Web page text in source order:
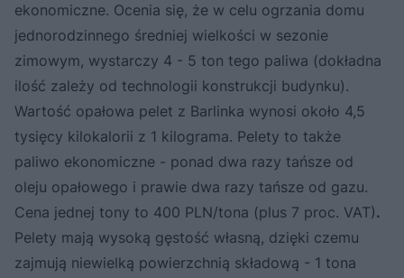
ekonomiczne. Ocenia się, że w celu ogrzania domu
jednorodzinnego średniej wielkości w sezonie
zimowym, wystarczy 4 - 5 ton tego paliwa (dokładna
ilość zależy od technologii konstrukcji budynku).
Wartość opałowa pelet z Barlinka wynosi około 4,5
tysięcy kilokalorii z 1 kilograma. Pelety to także
paliwo ekonomiczne - ponad dwa razy tańsze od
oleju opałowego i prawie dwa razy tańsze od gazu.
Cena jednej tony to 400 PLN/tona (plus 7 proc. VAT).
Pelety mają wysoką gęstość własną, dzięki czemu
zajmują niewielką powierzchnią składową - 1 tona